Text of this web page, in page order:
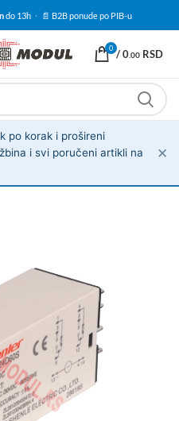
do 13h · 📄 B2B ponude po PIB-u
0 /0.00 RSD
po korak i prošireni
i svi poručeni artikli na
✕